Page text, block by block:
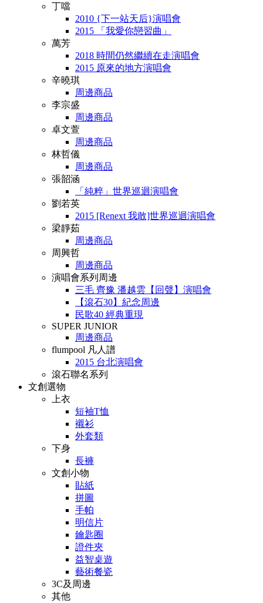
丁噹
2010 {下一站天后}演唱會
2015 「我愛你戀習曲」
萬芳
2018 時間仍然繼續在走演唱會
2015 原來的地方演唱會
辛曉琪
周邊商品
李宗盛
周邊商品
卓文萱
周邊商品
林哲儀
周邊商品
張韶涵
「純粹」世界巡迴演唱會
劉若英
2015 [Renext 我敢]世界巡迴演唱會
梁靜茹
周邊商品
周興哲
周邊商品
演唱會系列周邊
三毛 齊豫 潘越雲【回聲】演唱會
【滾石30】紀念周邊
民歌40 經典重現
SUPER JUNIOR
周邊商品
flumpool 凡人譜
2015 台北演唱會
滾石聯名系列
文創選物
上衣
短袖T恤
襯衫
外套類
下身
長褲
文創小物
貼紙
拼圖
手帕
明信片
鑰匙圈
證件夾
益智桌遊
藝術餐瓷
3C及周邊
其他